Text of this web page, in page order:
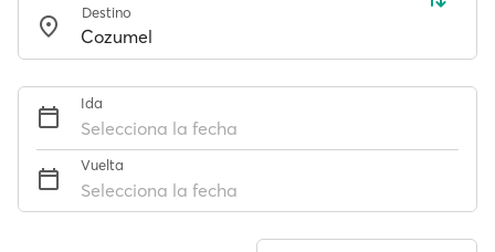
Destino
Ida
Selecciona la fecha
Vuelta
Selecciona la fecha